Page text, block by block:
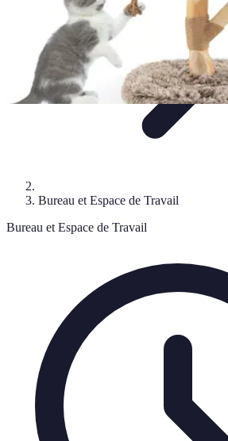
Bureau et Espace de Travail
Bureau et Espace de Travail